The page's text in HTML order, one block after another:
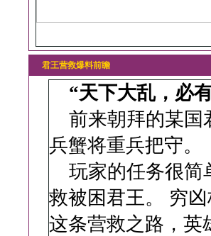
君王营救爆料前瞻
“天下大乱，必
前来朝拜的某国
兵蟹将重兵把守。
玩家的任务很简
救被困君王。 穷
这条营救之路，英